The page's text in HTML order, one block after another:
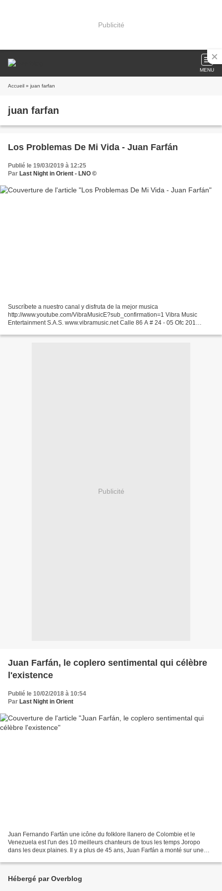
Publicité
MENU
Accueil » juan farfan
juan farfan
Los Problemas De Mi Vida - Juan Farfán
Publié le 19/03/2019 à 12:25
Par Last Night in Orient - LNO ©
Suscríbete a nuestro canal y disfruta de la mejor musica
http://www.youtube.com/VibraMusicE?sub_confirmation=1 Vibra Music
Entertainment S.A.S. www.vibramusic.net Calle 86 A # 24 - 05 Ofc 201
Publicité
Juan Farfán, le coplero sentimental qui célèbre
l'existence
Publié le 10/02/2018 à 10:54
Par Last Night in Orient
Juan Fernando Farfán une icône du folklore llanero de Colombie et le
Venezuela est l'un des 10 meilleurs chanteurs de tous les temps Joropo
dans les deux plaines. Il y a plus de 45 ans, Juan Farfán a monté sur une
Hébergé par Overblog